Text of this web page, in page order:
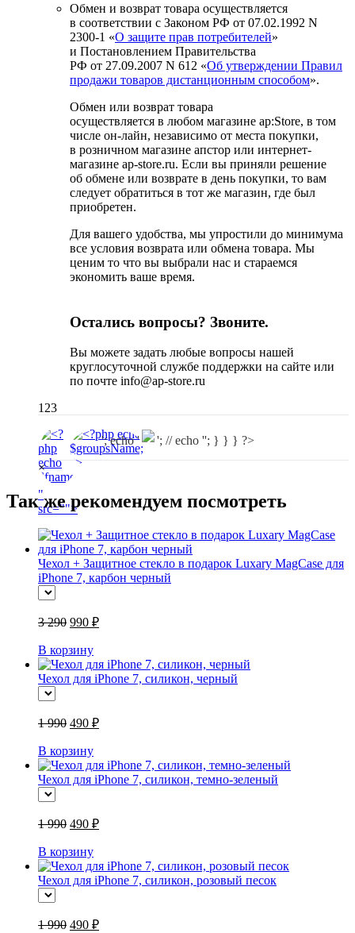
Обмен и возврат товара осуществляется
в соответствии с Законом РФ от 07.02.1992 N
2300-1 «О защите прав потребителей»
и Постановлением Правительства
РФ от 27.09.2007 N 612 «Об утверждении Правил
продажи товаров дистанционным способом».
Обмен или возврат товара
осуществляется в любом магазине ap:Store, в том
числе он-лайн, независимо от места покупки,
в розничном магазине апстор или интернет-
магазине ap-store.ru. Если вы приняли решение
об обмене или возврате в день покупки, то вам
следует обратиться в тот же магазин, где был
приобретен.
Для вашего удобства, мы упростили до минимума
все условия возврата или обмена товара. Мы
ценим то что вы выбрали нас и стараемся
экономить ваше время.
Остались вопросы? Звоните.
Вы можете задать любые вопросы нашей
круглосуточной службе поддержки на сайте или
по почте info@ap-store.ru
123
"
src="">
'; echo '
'; // echo ''; } } } ?>
×
Так же рекомендуем посмотреть
Чехол + Защитное стекло в подарок Luxary MagCase для
iPhone 7, карбон черный
3 290 990 ₽
В корзину
Чехол для iPhone 7, силикон, черный
1 990 490 ₽
В корзину
Чехол для iPhone 7, силикон, темно-зеленый
1 990 490 ₽
В корзину
Чехол для iPhone 7, силикон, розовый песок
1 990 490 ₽